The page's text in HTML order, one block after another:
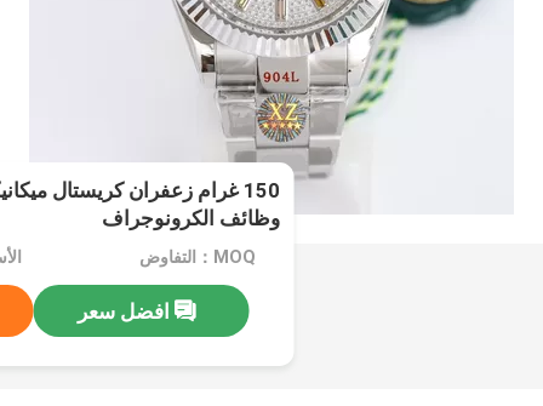
150 غرام زعفران كريستال
وظائف الكرونوجراف
MOQ：التفاوض
افضل سعر